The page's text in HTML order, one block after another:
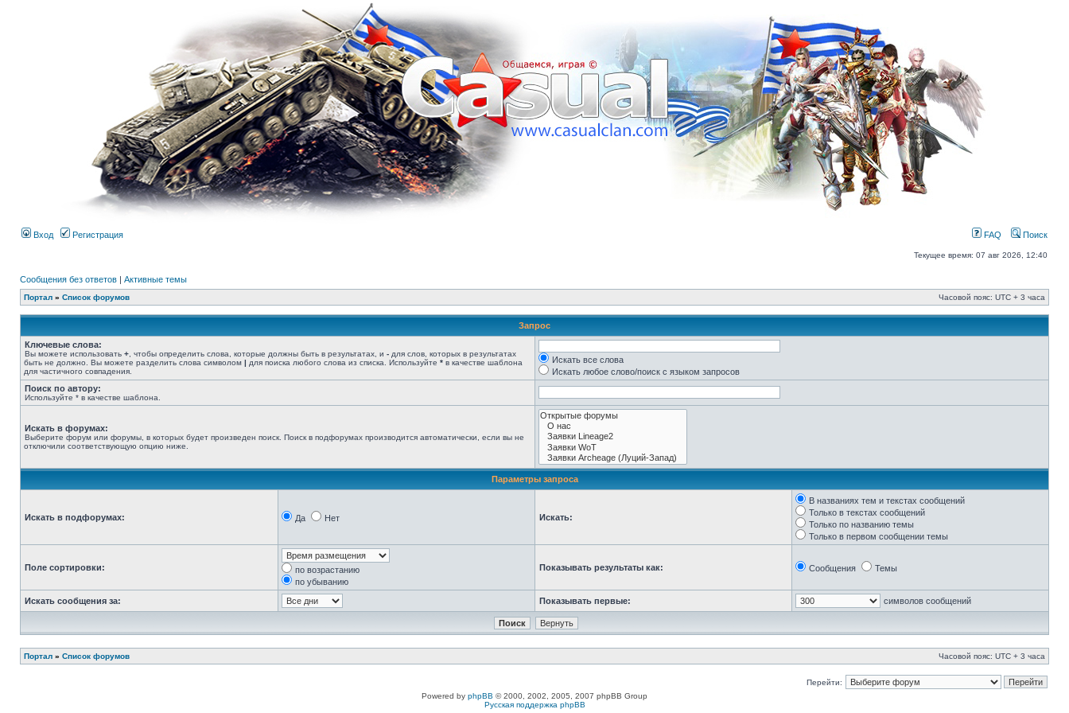
Вход Регистрация FAQ Поиск
Текущее время: 07 авг 2026, 12:40
Сообщения без ответов | Активные темы
Портал » Список форумов Часовой пояс: UTC + 3 часа
Запрос
Ключевые слова:
Вы можете использовать + , чтобы определить слова, которые должны быть в результатах, и - для слов, которых в результатах
быть не должно. Вы можете разделить слова символом | для поиска любого слова из списка. Используйте * в качестве шаблона
для частичного совпадения.
Искать все слова
Искать любое слово/поиск с языком запросов
Поиск по автору:
Используйте * в качестве шаблона.
Искать в форумах:
Выберите форум или форумы, в которых будет произведен поиск. Поиск в подфорумах производится автоматически, если вы не
отключили соответствующую опцию ниже.
Параметры запроса
Искать в подфорумах: Да Нет Искать:
В названиях тем и текстах сообщений
Только в текстах сообщений
Только по названию темы
Только в первом сообщении темы
Поле сортировки:
по возрастанию
по убыванию
Показывать результаты как: Сообщения Темы
Искать сообщения за: Показывать первые: символов сообщений
Портал » Список форумов Часовой пояс: UTC + 3 часа
Перейти:
Powered by phpBB © 2000, 2002, 2005, 2007 phpBB Group
Русская поддержка phpBB